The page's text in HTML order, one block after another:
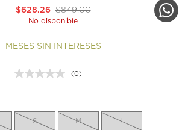
$849.00
$628.26
No disponible
MESES SIN INTERESES
Sin
la
misma
(0)
S M L